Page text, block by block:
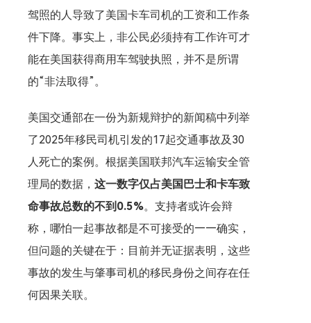
驾照的人导致了美国卡车司机的工资和工作条
件下降。事实上，非公民必须持有工作许可才
能在美国获得商用车驾驶执照，并不是所谓
的“非法取得”。
美国交通部在一份为新规辩护的新闻稿中列举
了2025年移民司机引发的17起交通事故及30
人死亡的案例。根据美国联邦汽车运输安全管
理局的数据， 这一数字仅占美国巴士和卡车致
命事故总数的不到0.5%。支持者或许会辩
称，哪怕一起事故都是不可接受的——确实，
但问题的关键在于：目前并无证据表明，这些
事故的发生与肇事司机的移民身份之间存在任
何因果关联。